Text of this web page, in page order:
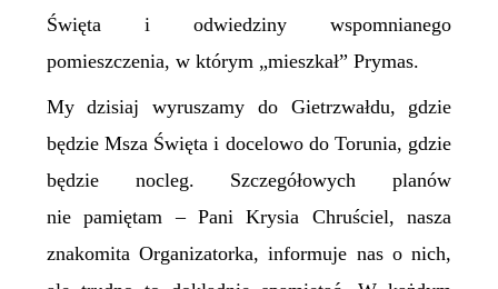
Święta i odwiedziny wspomnianego
pomieszczenia, w którym „mieszkał” Prymas.
My dzisiaj wyruszamy do Gietrzwałdu, gdzie
będzie Msza Święta i docelowo do Torunia, gdzie
będzie nocleg. Szczegółowych planów
nie pamiętam – Pani Krysia Chruściel, nasza
znakomita Organizatorka, informuje nas o nich,